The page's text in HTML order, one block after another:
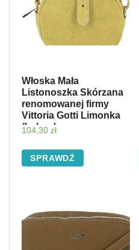
Włoska Mała
Listonoszka Skórzana
renomowanej firmy
Vittoria Gotti Limonka
(kolory)
104,30 zł
SPRAWDŹ